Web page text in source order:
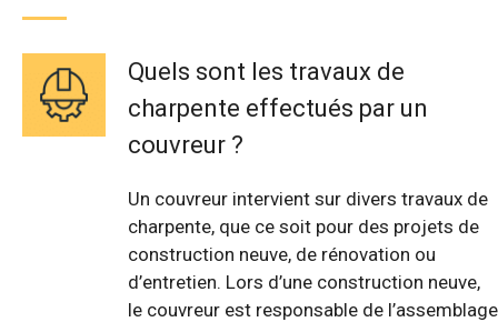
Quels sont les travaux de
charpente effectués par un
couvreur ?
Un couvreur intervient sur divers travaux de
charpente, que ce soit pour des projets de
construction neuve, de rénovation ou
d’entretien. Lors d’une construction neuve,
le couvreur est responsable de l’assemblage